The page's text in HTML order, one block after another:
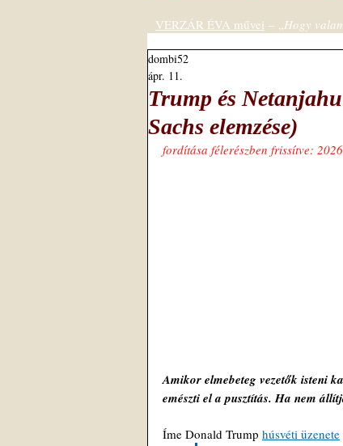
Trump és
Sachs elemzése)
dombi52
ápr. 11.
fordítása félerészben frissítve:
Amikor elmebeteg vezetők isteni
emészti el a pusztítás. Ha nem
Íme Donald Trump húsvéti üzenete
VERZÁR ÉVA művei – „Hogy